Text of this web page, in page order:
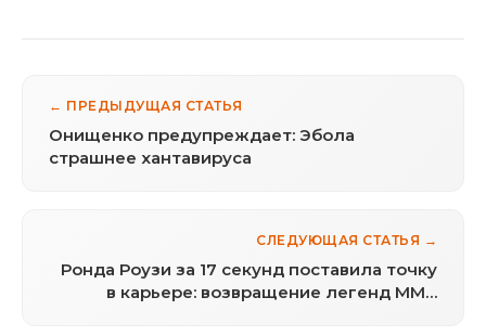
← ПРЕДЫДУЩАЯ СТАТЬЯ
Онищенко предупреждает: Эбола
страшнее хантавируса
СЛЕДУЮЩАЯ СТАТЬЯ →
Ронда Роузи за 17 секунд поставила точку
в карьере: возвращение легенд MMA